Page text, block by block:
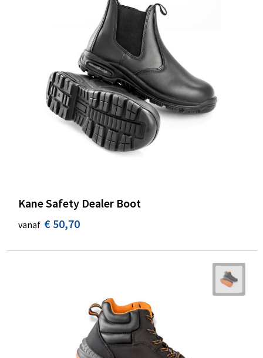
Kane Safety Dealer Boot
vanaf € 50,70